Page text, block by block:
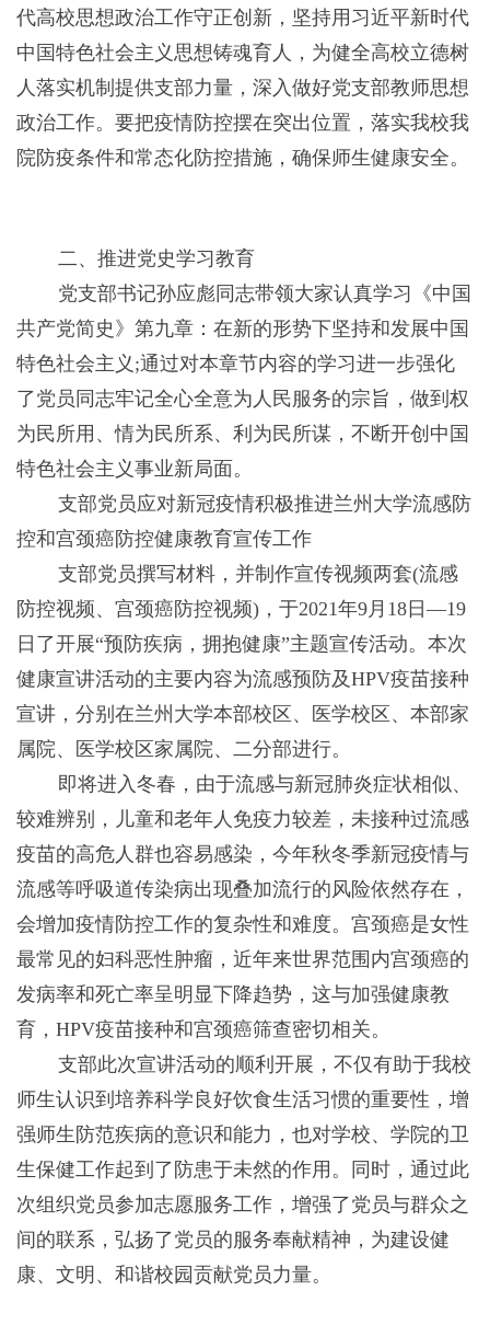
代高校思想政治工作守正创新，坚持用习近平新时代
中国特色社会主义思想铸魂育人，为健全高校立德树
人落实机制提供支部力量，深入做好党支部教师思想
政治工作。要把疫情防控摆在突出位置，落实我校我
院防疫条件和常态化防控措施，确保师生健康安全。
二、推进党史学习教育
党支部书记孙应彪同志带领大家认真学习《中国
共产党简史》第九章：在新的形势下坚持和发展中国
特色社会主义;通过对本章节内容的学习进一步强化
了党员同志牢记全心全意为人民服务的宗旨，做到权
为民所用、情为民所系、利为民所谋，不断开创中国
特色社会主义事业新局面。
支部党员应对新冠疫情积极推进兰州大学流感防
控和宫颈癌防控健康教育宣传工作
支部党员撰写材料，并制作宣传视频两套(流感
防控视频、宫颈癌防控视频)，于2021年9月18日—19
日了开展“预防疾病，拥抱健康”主题宣传活动。本次
健康宣讲活动的主要内容为流感预防及HPV疫苗接种
宣讲，分别在兰州大学本部校区、医学校区、本部家
属院、医学校区家属院、二分部进行。
即将进入冬春，由于流感与新冠肺炎症状相似、
较难辨别，儿童和老年人免疫力较差，未接种过流感
疫苗的高危人群也容易感染，今年秋冬季新冠疫情与
流感等呼吸道传染病出现叠加流行的风险依然存在，
会增加疫情防控工作的复杂性和难度。宫颈癌是女性
最常见的妇科恶性肿瘤，近年来世界范围内宫颈癌的
发病率和死亡率呈明显下降趋势，这与加强健康教
育，HPV疫苗接种和宫颈癌筛查密切相关。
支部此次宣讲活动的顺利开展，不仅有助于我校
师生认识到培养科学良好饮食生活习惯的重要性，增
强师生防范疾病的意识和能力，也对学校、学院的卫
生保健工作起到了防患于未然的作用。同时，通过此
次组织党员参加志愿服务工作，增强了党员与群众之
间的联系，弘扬了党员的服务奉献精神，为建设健
康、文明、和谐校园贡献党员力量。